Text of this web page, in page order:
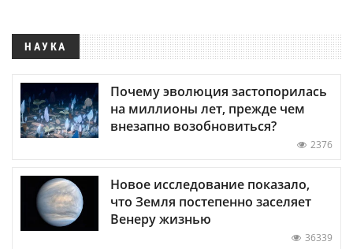
НАУКА
Почему эволюция застопорилась
на миллионы лет, прежде чем
внезапно возобновиться?
2376
Новое исследование показало,
что Земля постепенно заселяет
Венеру жизнью
36339